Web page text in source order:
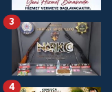
3
4